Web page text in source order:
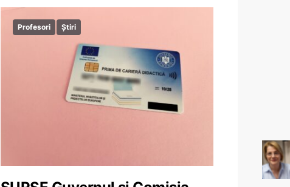
Profesori Știri